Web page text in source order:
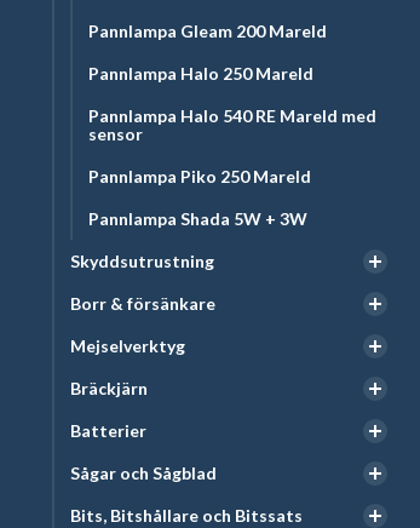
Pannlampa Gleam 200 Mareld
Pannlampa Halo 250 Mareld
Pannlampa Halo 540 RE Mareld med
sensor
Pannlampa Piko 250 Mareld
Pannlampa Shada 5W + 3W
Skyddsutrustning
Borr & försänkare
Mejselverktyg
Bräckjärn
Batterier
Sågar och Sågblad
Bits, Bitshållare och Bitssats